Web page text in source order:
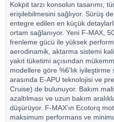
Kokpit tarzı konsolun tasarımı,
erişilebilmesini sağlıyor. Sürüş
entegre edilen en küçük
ortam sağlanıyor. Yeni F-MAX,
frenleme gücü ile yüksek
aerodinamik, aktarma sistemi
yakıt tüketimi açısından
modellere göre %6’lık iyileştirme
arasında E-APU teknolojisi ve
Cruise) de bulunuyor. Bakım
azaltılması ve uzun bakım
düşürüyor. F-MAX’ın Ecotorq
maksimum performans ve